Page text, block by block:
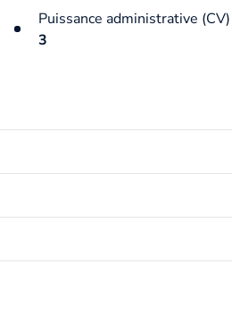
Puissance administrative (CV)
3